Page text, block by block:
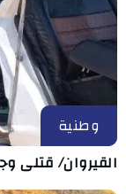
وطنية
القيروان/ قتلى